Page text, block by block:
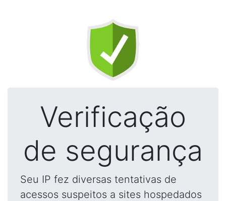
Verificação
de segurança
Seu IP fez diversas tentativas de
acessos suspeitos a sites hospedados